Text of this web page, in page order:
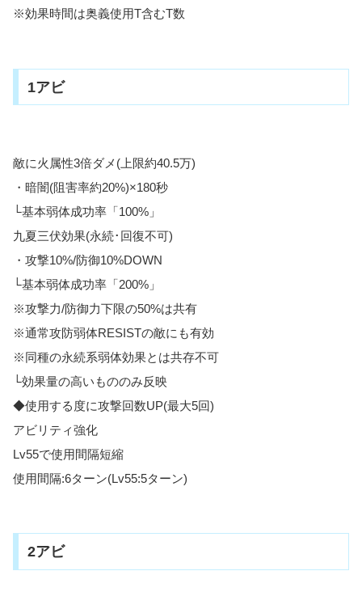
※効果時間は奥義使用T含むT数
1アビ
敵に火属性3倍ダメ(上限約40.5万)
・暗闇(阻害率約20%)×180秒
└基本弱体成功率「100%」
九夏三伏効果(永続･回復不可)
・攻撃10%/防御10%DOWN
└基本弱体成功率「200%」
※攻撃力/防御力下限の50%は共有
※通常攻防弱体RESISTの敵にも有効
※同種の永続系弱体効果とは共存不可
└効果量の高いもののみ反映
◆使用する度に攻撃回数UP(最大5回)
アビリティ強化
Lv55で使用間隔短縮
使用間隔:6ターン(Lv55:5ターン)
2アビ